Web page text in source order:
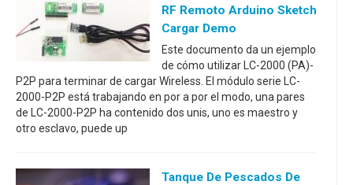
RF Remoto Arduino Sketch
Cargar Demo
Este documento da un ejemplo
de cómo utilizar LC-2000 (PA)-
P2P para terminar de cargar Wireless. El módulo serie LC-
2000-P2P está trabajando en por a por el modo, una pares
de LC-2000-P2P ha contenido dos unis, uno es maestro y
otro esclavo, puede up
Tanque De Pescados De